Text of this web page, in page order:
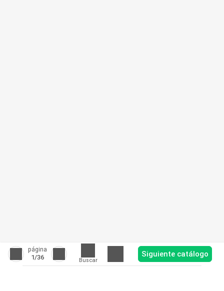
página
1/36 Buscar
Siguiente catálogo